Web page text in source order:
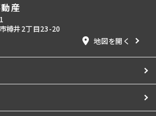
産
樽井2丁目23-20
地図を開く